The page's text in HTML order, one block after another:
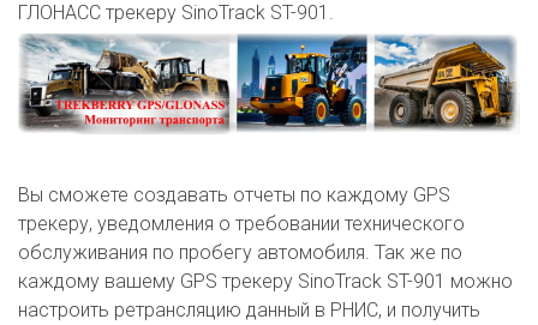
ГЛОНАСС трекеру SinoTrack ST-901.
Вы сможете создавать отчеты по каждому GPS
трекеру, уведомления о требовании технического
обслуживания по пробегу автомобиля. Так же по
каждому вашему GPS трекеру SinoTrack ST-901 можно
настроить ретрансляцию данный в РНИС, и получить